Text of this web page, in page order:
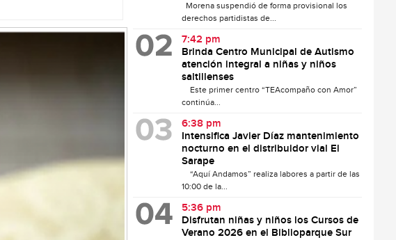
Morena suspendió de forma provisional los
derechos partidistas de...
7:42 pm
Brinda Centro Municipal de Autismo
atención integral a niñas y niños
saltillenses
Este primer centro “TEAcompaño con Amor”
continúa...
6:38 pm
Intensifica Javier Díaz mantenimiento
nocturno en el distribuidor vial El
Sarape
“Aquí Andamos” realiza labores a partir de las
10:00 de la...
5:36 pm
Disfrutan niñas y niños los Cursos de
Verano 2026 en el Biblioparque Sur